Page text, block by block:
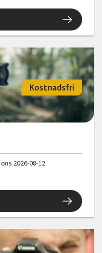
Kostnadsfri
ons 2026-08-12